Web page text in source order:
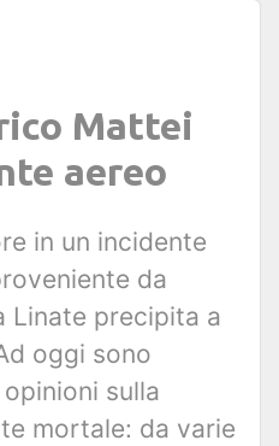
Mattei
aereo
in un incidente
da
Linate precipita a
oggi sono
sulla
mortale: da varie